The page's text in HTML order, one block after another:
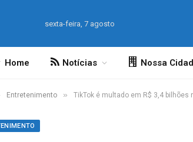
sexta-feira, 7 agosto
Home Notícias Nossa
Entretenimento » TikTok é multado em R$ 3,4 bilhões